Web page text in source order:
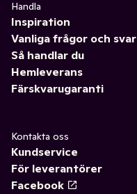
Handla
Inspiration
Vanliga frågor och svar
Så handlar du
Hemleverans
Färskvarugaranti
Kontakta oss
Kundservice
För leverantörer
Facebook